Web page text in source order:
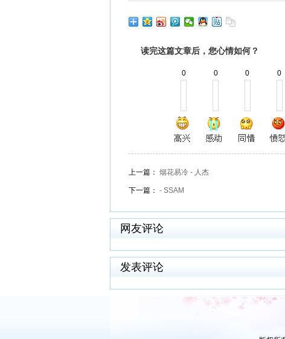
读完这篇文章后，您心情如何？
0 0 0 0
上一篇： 烟花易冷 - 人杰
下一篇： - SSAM
网友评论
发表评论